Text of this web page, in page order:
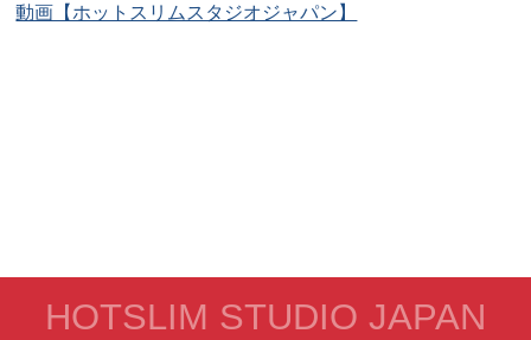
動画【ホットスリムスタジオジャパン】
HOTSLIM STUDIO JAPAN